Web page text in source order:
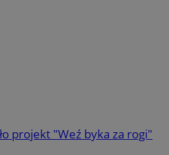
projekt "Weź byka za rogi"